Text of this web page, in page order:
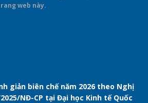
web này.
giản biên chế năm 2026 theo Nghị
NĐ-CP tại Đại học Kinh tế Quốc